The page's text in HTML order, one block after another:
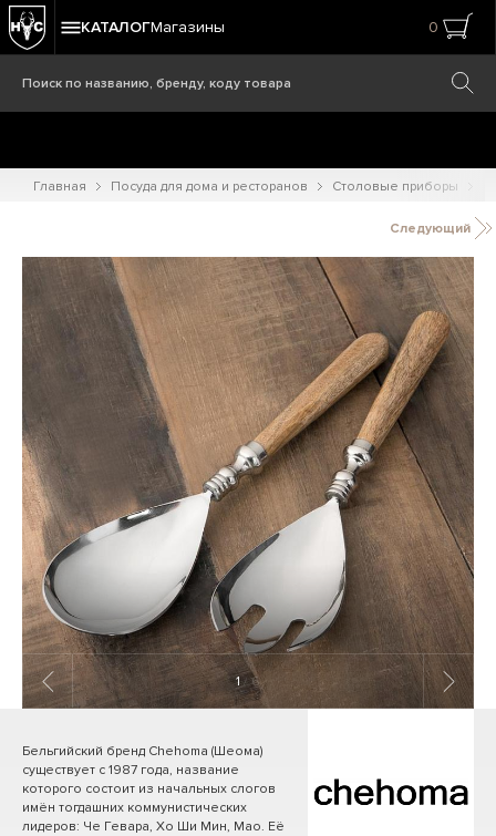
КАТАЛОГМагазины 0
Главная Посуда для дома и ресторанов Столовые приборы
Следующий
1/ 6
Бельгийский бренд Chehoma (Шеома)
существует с 1987 года, название
которого состоит из начальных слогов
имён тогдашних коммунистических
лидеров: Че Гевара, Хо Ши Мин, Мао. Её